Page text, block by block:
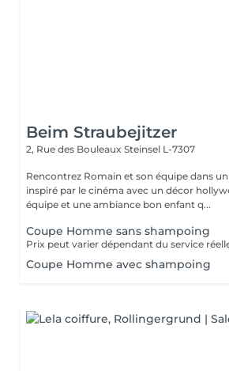
Beim Straubejitzer
2, Rue des Bouleaux Steinsel L-7307
Rencontrez Romain et son équipe dans
inspiré par le cinéma avec un décor hollywoodien.
équipe et une ambiance bon enfant q...
Coupe Homme sans shampoing
Coupe Homme avec shampoing